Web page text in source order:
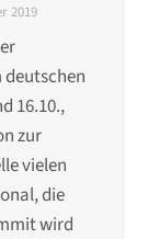
2019
deutschen
16.10.,
zur
vielen
die
wird